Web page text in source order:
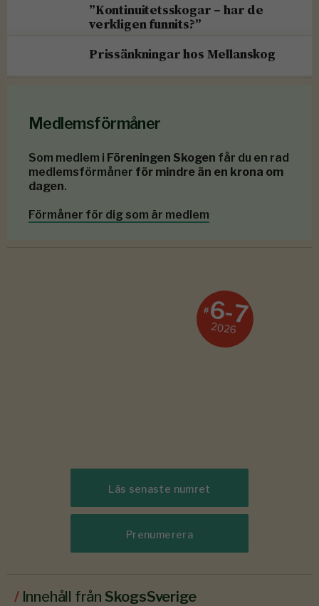
”Kontinuitetsskogar – har de
verkligen funnits?”
Prissänkningar hos Mellanskog
Medlemsförmåner
Som medlem i Föreningen Skogen får du en rad
medlemsförmåner för mindre än en krona om
dagen.
Förmåner för dig som är medlem
#6-7
2026
Läs senaste numret
Prenumerera
/ Innehåll från SkogsSverige